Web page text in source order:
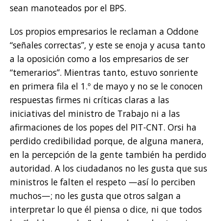
sean manoteados por el BPS.
Los propios empresarios le reclaman a Oddone
“señales correctas”, y este se enoja y acusa tanto
a la oposición como a los empresarios de ser
“temerarios”. Mientras tanto, estuvo sonriente
en primera fila el 1.º de mayo y no se le conocen
respuestas firmes ni críticas claras a las
iniciativas del ministro de Trabajo ni a las
afirmaciones de los popes del PIT-CNT. Orsi ha
perdido credibilidad porque, de alguna manera,
en la percepción de la gente también ha perdido
autoridad. A los ciudadanos no les gusta que sus
ministros le falten el respeto —así lo perciben
muchos—; no les gusta que otros salgan a
interpretar lo que él piensa o dice, ni que todos